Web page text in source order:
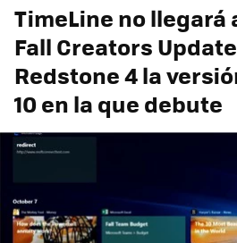
TimeLine no llegará
Fall Creators
Redstone 4 la
10 en la que debute